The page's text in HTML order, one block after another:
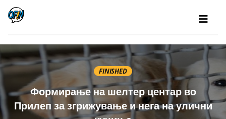
FINISHED
Формирање на шелтер центар во
Прилеп за згрижување и нега на улични